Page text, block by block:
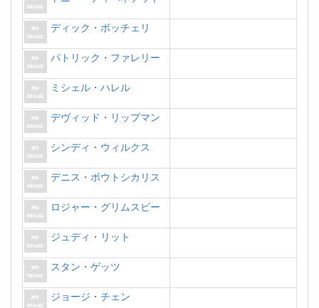
ディック・ボッチェリ
パトリック・ファレリー
ミシェル・ハレル
デヴィッド・リップマン
シンディ・ウィルクス
デニス・ボウトシカリス
ロジャー・グリムスビー
ジュディ・リット
スタン・ゲッツ
ジョージ・チェン